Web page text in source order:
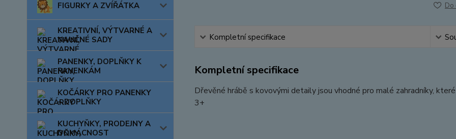
FIGURKY A ZVÍŘÁTKA
KREATIVNÍ, VÝTVARNÉ A
NAUČNÉ SADY
PANENKY, DOPLŇKY K
PANENKÁM
KOČÁRKY PRO PANENKY
+ DOPLŇKY
KUCHYŇKY, PRODEJNY A
DOMÁCNOST
Do
Kompletní specifikace
Kompletní specifikace
Dřevěné hrábě s kovovými detaily jsou vhodné pro malé zahradníky,
3+